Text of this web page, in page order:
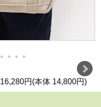
16,280円(本体 14,800円)